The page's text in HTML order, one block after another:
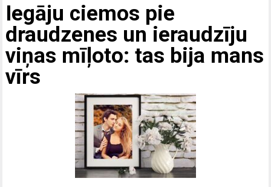
Iegāju ciemos pie
draudzenes un ieraudzīju
viņas mīļoto: tas bija mans
vīrs